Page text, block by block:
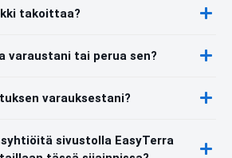
takoittaa?
varaustani tai perua sen?
varauksestani?
sivustolla EasyTerra